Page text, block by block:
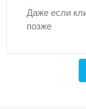
Даже если
позже